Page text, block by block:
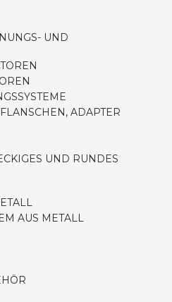
UND
ADAPTER
UND RUNDES
AUS METALL